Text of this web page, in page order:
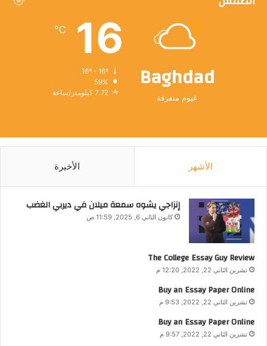
Baghdad
غيوم متفرقة
16
℃
59%
7.72 كيلومتر/ساعة
الأشهر الأخيرة
إنزاجي يشوه سمعة ميلان في ديربي الغضب
كانون الثاني 6, 2025, 11:59 ص
The College Essay Guy Review
تشرين الثاني 22, 2022, 12:20 م
Buy an Essay Paper Online
تشرين الثاني 22, 2022, 9:53 م
Buy an Essay Paper Online
تشرين الثاني 22, 2022, 9:57 م